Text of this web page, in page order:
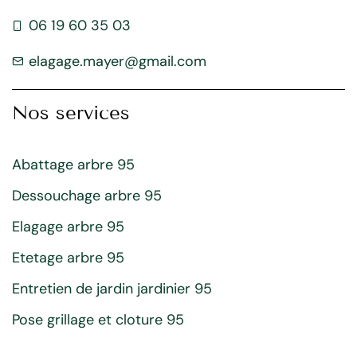
06 19 60 35 03
elagage.mayer@gmail.com
Nos services
Abattage arbre 95
Dessouchage arbre 95
Elagage arbre 95
Etetage arbre 95
Entretien de jardin jardinier 95
Pose grillage et cloture 95